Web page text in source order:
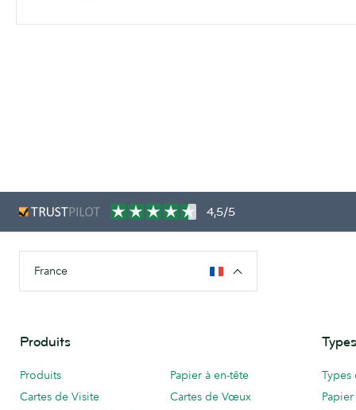
4,5/5
France
Produits
Produits
Cartes de Visite
Papier à en-tête
Cartes de Vœux